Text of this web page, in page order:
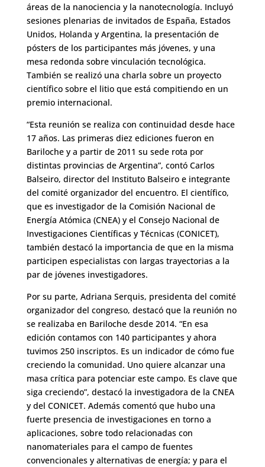
áreas de la nanociencia y la nanotecnología. Incluyó
sesiones plenarias de invitados de España, Estados
Unidos, Holanda y Argentina, la presentación de
pósters de los participantes más jóvenes, y una
mesa redonda sobre vinculación tecnológica.
También se realizó una charla sobre un proyecto
científico sobre el litio que está compitiendo en un
premio internacional.
“Esta reunión se realiza con continuidad desde hace
17 años. Las primeras diez ediciones fueron en
Bariloche y a partir de 2011 su sede rota por
distintas provincias de Argentina”, contó Carlos
Balseiro, director del Instituto Balseiro e integrante
del comité organizador del encuentro. El científico,
que es investigador de la Comisión Nacional de
Energía Atómica (CNEA) y el Consejo Nacional de
Investigaciones Científicas y Técnicas (CONICET),
también destacó la importancia de que en la misma
participen especialistas con largas trayectorias a la
par de jóvenes investigadores.
Por su parte, Adriana Serquis, presidenta del comité
organizador del congreso, destacó que la reunión no
se realizaba en Bariloche desde 2014. “En esa
edición contamos con 140 participantes y ahora
tuvimos 250 inscriptos. Es un indicador de cómo fue
creciendo la comunidad. Uno quiere alcanzar una
masa crítica para potenciar este campo. Es clave que
siga creciendo”, destacó la investigadora de la CNEA
y del CONICET. Además comentó que hubo una
fuerte presencia de investigaciones en torno a
aplicaciones, sobre todo relacionadas con
nanomateriales para el campo de fuentes
convencionales y alternativas de energía; y para el